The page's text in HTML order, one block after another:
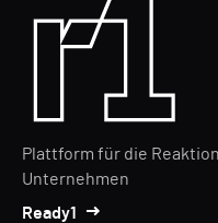
Plattform für die
Unternehmen
Ready1